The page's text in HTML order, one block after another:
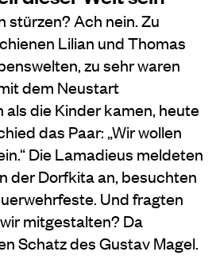
stürzen? Ach nein. Zu
Lilian und Thomas
zu sehr waren
dem Neustart
die Kinder kamen, heute
das Paar: „Wir wollen
Die Lamadieus meldeten
der Dorfkita an, besuchten
Und fragten
mitgestalten? Da
Schatz des Gustav Magel.